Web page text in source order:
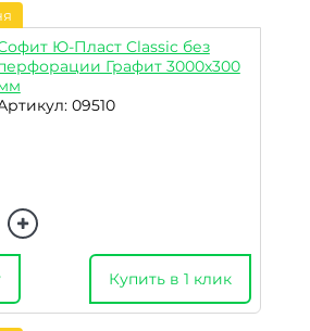
Ю-Пласт Classic без
Графит 3000х300
09510
Купить в 1 клик